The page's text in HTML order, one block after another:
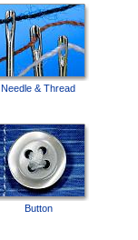
Needle & Thread
Button